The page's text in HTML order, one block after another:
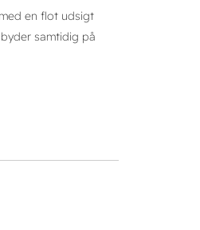
en flot udsigt
samtidig på